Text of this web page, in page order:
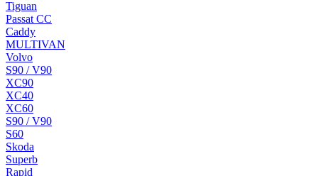
Tiguan
Passat CC
Caddy
MULTIVAN
Volvo
S90 / V90
XC90
XC40
XC60
S90 / V90
S60
Skoda
Superb
Rapid